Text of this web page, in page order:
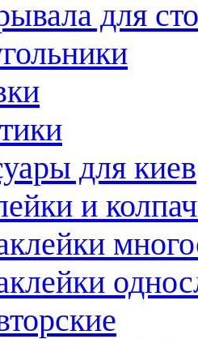
для
для киев
и